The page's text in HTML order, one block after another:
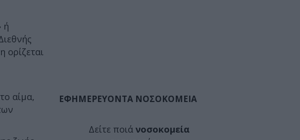
ή
ορίζεται
αίμα,
ΕΦΗΜΕΡΕΥΟΝΤΑ ΝΟΣΟΚΟΜΕΙΑ
Δείτε ποιά νοσοκομεία